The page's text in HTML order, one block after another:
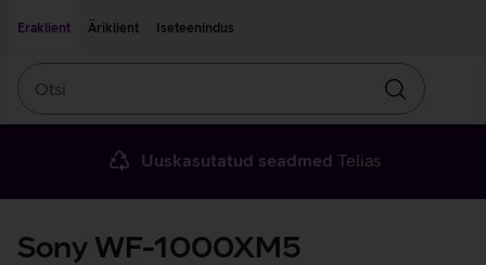
Eraklient
Äriklient Iseteenindus
Otsin
Uuskasutatud seadmed Telias
Sony WF-1000XM5